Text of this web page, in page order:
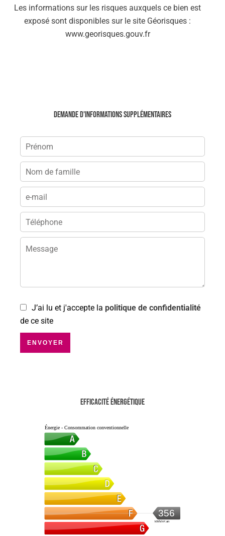
Les informations sur les risques auxquels ce bien est
exposé sont disponibles sur le site Géorisques :
www.georisques.gouv.fr
Demande d'informations supplémentaires
J’ai lu et j'accepte la politique de confidentialité
de ce site
ENVOYER
Efficacité énergétique
Énergie - Consommation conventionnelle
356
kWh/m².an